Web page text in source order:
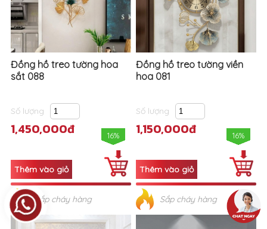
Đồng hồ treo tường hoa
sắt 088
Số lượng
1,450,000đ 16%
Sắp cháy hàng
Đồng hồ treo tường viền
hoa 081
Số lượng
1,150,000đ 16%
Sắp cháy hàng